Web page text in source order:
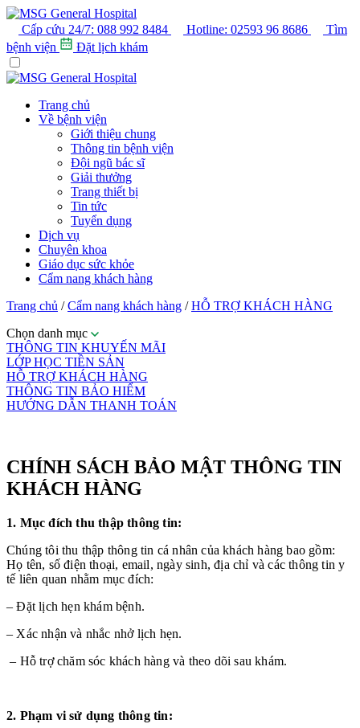
Cấp cứu 24/7: 088 992 8484 Hotline: 02593 96 8686
Tìm
bệnh viện
Đặt lịch khám
Trang chủ
Về bệnh viện
Giới thiệu chung
Thông tin bệnh viện
Đội ngũ bác sĩ
Giải thưởng
Trang thiết bị
Tin tức
Tuyển dụng
Dịch vụ
Chuyên khoa
Giáo dục sức khỏe
Cẩm nang khách hàng
Trang chủ /Cẩm nang khách hàng /HỖ TRỢ KHÁCH HÀNG
Chọn danh mục
THÔNG TIN KHUYẾN MÃI
LỚP HỌC TIỀN SẢN
HỖ TRỢ KHÁCH HÀNG
THÔNG TIN BẢO HIỂM
HƯỚNG DẪN THANH TOÁN
CHÍNH SÁCH BẢO MẬT THÔNG TIN
KHÁCH HÀNG
1. Mục đích thu thập thông tin:
Chúng tôi thu thập thông tin cá nhân của khách hàng bao gồm:
Họ tên, số điện thoại, email, ngày sinh, địa chỉ và các thông tin y
tế liên quan nhằm mục đích:
– Đặt lịch hẹn khám bệnh.
– Xác nhận và nhắc nhở lịch hẹn.
– Hỗ trợ chăm sóc khách hàng và theo dõi sau khám.
2. Phạm vi sử dụng thông tin: